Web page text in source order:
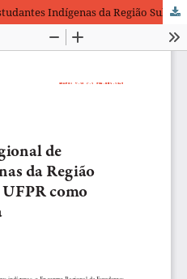
O IV Encontro Regional de Estudantes Indígenas da Região Sul (EREI SUL): a UFPR como território indígena